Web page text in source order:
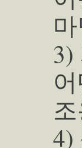
3)
4)